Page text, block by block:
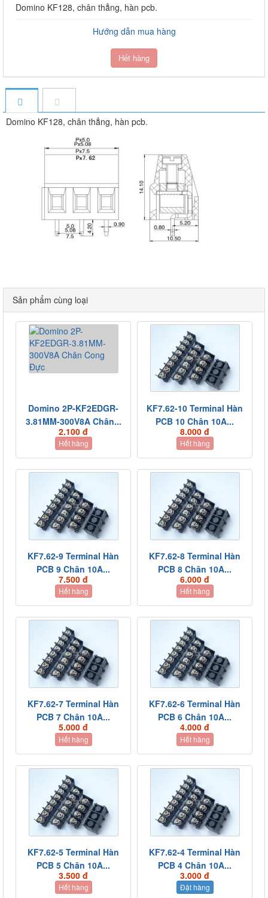
Domino KF128, chân thẳng, hàn pcb.
Hướng dẫn mua hàng
Hết hàng
Domino KF128, chân thẳng, hàn pcb.
Sản phẩm cùng loại
Domino 2P-KF2EDGR-
3.81MM-300V8A Chân...
2.100 đ
Hết hàng
KF7.62-10 Terminal Hàn
PCB 10 Chân 10A...
8.000 đ
Hết hàng
KF7.62-9 Terminal Hàn
PCB 9 Chân 10A...
7.500 đ
Hết hàng
KF7.62-8 Terminal Hàn
PCB 8 Chân 10A...
6.000 đ
Hết hàng
KF7.62-7 Terminal Hàn
PCB 7 Chân 10A...
5.000 đ
Hết hàng
KF7.62-6 Terminal Hàn
PCB 6 Chân 10A...
4.000 đ
Hết hàng
KF7.62-5 Terminal Hàn
PCB 5 Chân 10A...
3.500 đ
Hết hàng
KF7.62-4 Terminal Hàn
PCB 4 Chân 10A...
3.000 đ
Đặt hàng